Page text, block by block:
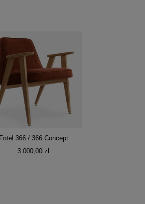
Fotel 366 / 366 Concept
3 000,00 zł